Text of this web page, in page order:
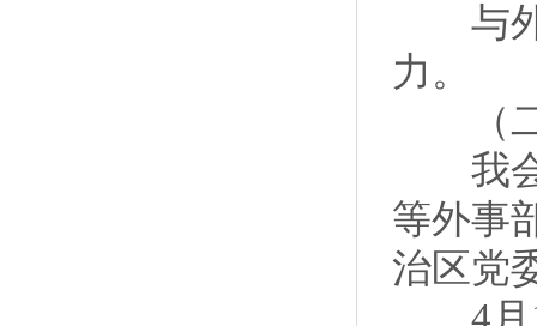
与外
力。
（二
我会
等外事
治区党